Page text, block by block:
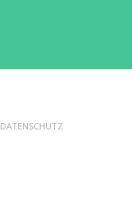
DATENSCHUTZ